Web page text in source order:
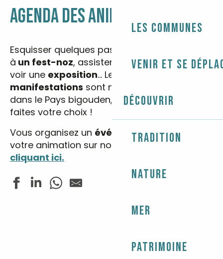
Les communes
Venir et se
Découvrir
Tradition
Nature
Mer
Patrimoine
AGENDA DES ANIMATIONS
Esquisser quelques pas de danses bretonnes
à un fest-noz, assister à unspectacleou
voir une exposition… Les
manifestations sont nombreuses et variées
dans le Pays bigouden, entrez vos dates et
faites votre choix !
Vous organisez un événement ? Annoncez
votre animation sur notre site web en
cliquant ici.
Yachting - Grandes Régates de l'Île-Tudy-Loctudy -